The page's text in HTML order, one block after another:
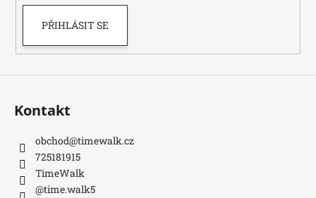
PŘIHLÁSIT SE
Kontakt
obchod@timewalk.cz
725181915
TimeWalk
@time.walk5